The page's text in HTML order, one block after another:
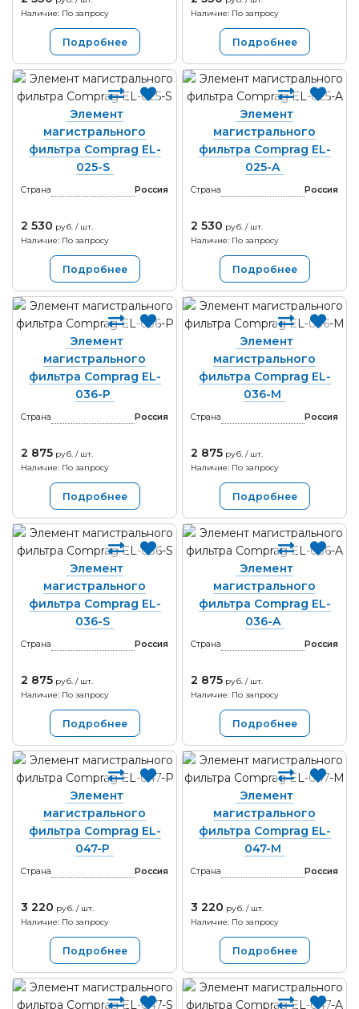
Наличие: По запросу
Подробнее
Наличие: По запросу
Подробнее
Элемент
магистрального
фильтра Comprag EL-
025-S
Страна Россия
2 530 руб. / шт.
Наличие: По запросу
Подробнее
Элемент
магистрального
фильтра Comprag EL-
025-A
Страна Россия
2 530 руб. / шт.
Наличие: По запросу
Подробнее
Элемент
магистрального
фильтра Comprag EL-
036-P
Страна Россия
2 875 руб. / шт.
Наличие: По запросу
Подробнее
Элемент
магистрального
фильтра Comprag EL-
036-M
Страна Россия
2 875 руб. / шт.
Наличие: По запросу
Подробнее
Элемент
магистрального
фильтра Comprag EL-
036-S
Страна Россия
2 875 руб. / шт.
Наличие: По запросу
Подробнее
Элемент
магистрального
фильтра Comprag EL-
036-A
Страна Россия
2 875 руб. / шт.
Наличие: По запросу
Подробнее
Элемент
магистрального
фильтра Comprag EL-
047-P
Страна Россия
3 220 руб. / шт.
Наличие: По запросу
Подробнее
Элемент
магистрального
фильтра Comprag EL-
047-M
Страна Россия
3 220 руб. / шт.
Наличие: По запросу
Подробнее